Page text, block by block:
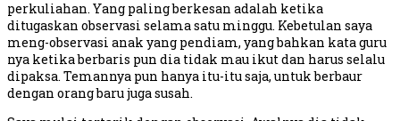
perkuliahan. Yang paling berkesan adalah ketika
ditugaskan observasi selama satu minggu. Kebetulan saya
meng-observasi anak yang pendiam, yang bahkan kata guru
nya ketika berbaris pun dia tidak mau ikut dan harus selalu
dipaksa. Temannya pun hanya itu-itu saja, untuk berbaur
dengan orang baru juga susah.